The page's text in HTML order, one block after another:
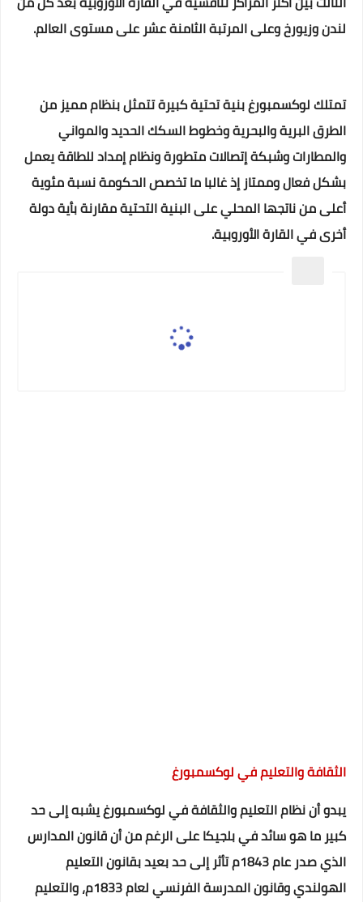
لندن وزيورخ وعلى المرتبة الثامنة عشر على مستوى العالم.
تمتلك لوكسمبورغ بنية تحتية كبيرة تتمثل بنظام مميز من
الطرق البرية والبحرية وخطوط السكك الحديد والمواني
والمطارات وشبكة إتصالات متطورة ونظام إمداد للطاقة يعمل
بشكل فعال وممتاز إذ غالبا ما تخصص الحكومة نسبة مئوية
أعلى من ناتجها المحلي على البنية التحتية مقارنة بأية دولة
أخرى في القارة الأوروبية.
الثقافة والتعليم في لوكسمبورغ
يبدو أن نظام التعليم والثقافة في لوكسمبورغ يشبه إلى حد
كبير ما هو سائد في بلجيكا على الرغم من أن قانون المدارس
الذي صدر عام 1843م تأثر إلى حد بعيد بقانون التعليم
الهولندي وقانون المدرسة الفرنسي لعام 1833م، والتعليم